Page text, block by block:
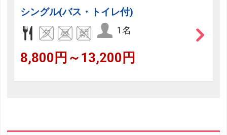
シングル(バス・トイレ付)
1名
8,800円～13,200円